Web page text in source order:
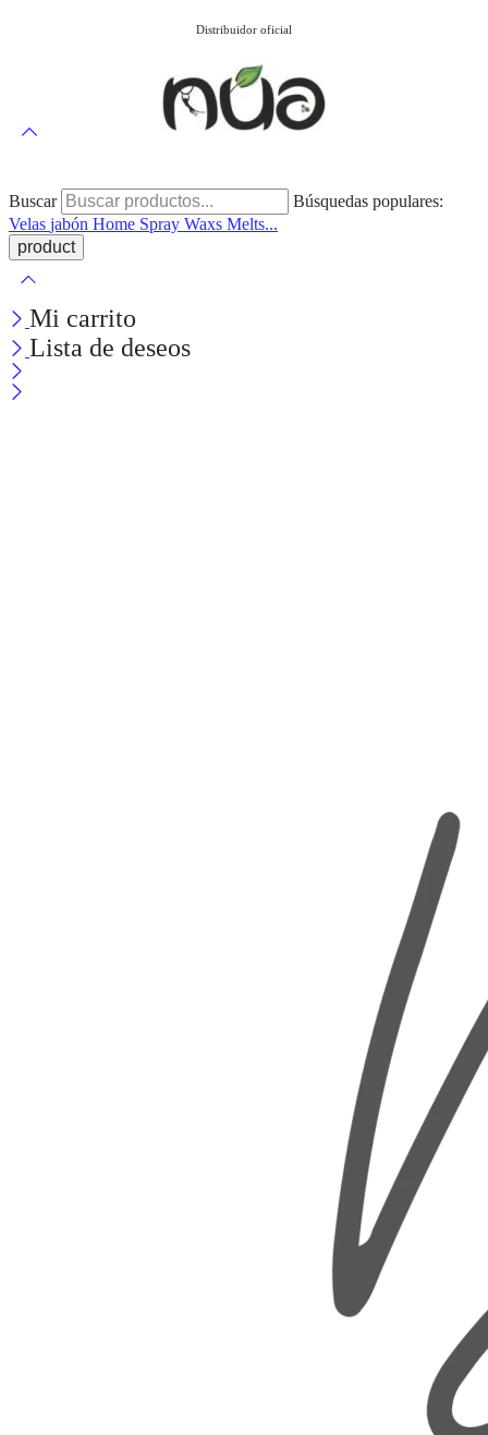
Distribuidor oficial
Buscar
Búsquedas populares:
Velas jabón Home Spray Waxs Melts...
Mi carrito
Lista de deseos